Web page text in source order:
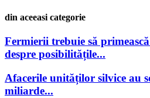
din aceeasi categorie
Fermierii trebuie să
despre posibilitățile...
Afacerile unităților silvice au
miliarde...